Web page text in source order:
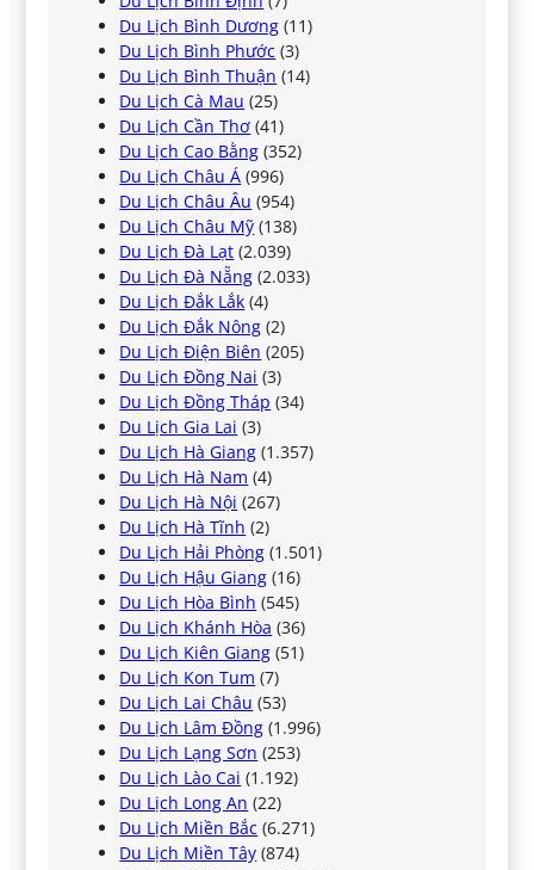
Du Lịch Bình Dương (11)
Du Lịch Bình Phước (3)
Du Lịch Bình Thuận (14)
Du Lịch Cà Mau (25)
Du Lịch Cần Thơ (41)
Du Lịch Cao Bằng (352)
Du Lịch Châu Á (996)
Du Lịch Châu Âu (954)
Du Lịch Châu Mỹ (138)
Du Lịch Đà Lạt (2.039)
Du Lịch Đà Nẵng (2.033)
Du Lịch Đắk Lắk (4)
Du Lịch Đắk Nông (2)
Du Lịch Điện Biên (205)
Du Lịch Đồng Nai (3)
Du Lịch Đồng Tháp (34)
Du Lịch Gia Lai (3)
Du Lịch Hà Giang (1.357)
Du Lịch Hà Nam (4)
Du Lịch Hà Nội (267)
Du Lịch Hà Tĩnh (2)
Du Lịch Hải Phòng (1.501)
Du Lịch Hậu Giang (16)
Du Lịch Hòa Bình (545)
Du Lịch Khánh Hòa (36)
Du Lịch Kiên Giang (51)
Du Lịch Kon Tum (7)
Du Lịch Lai Châu (53)
Du Lịch Lâm Đồng (1.996)
Du Lịch Lạng Sơn (253)
Du Lịch Lào Cai (1.192)
Du Lịch Long An (22)
Du Lịch Miền Bắc (6.271)
Du Lịch Miền Tây (874)